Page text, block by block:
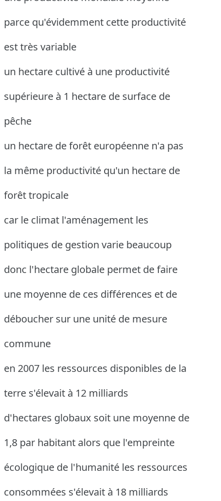
parce qu'évidemment cette productivité
est très variable
un hectare cultivé à une productivité
supérieure à 1 hectare de surface de
pêche
un hectare de forêt européenne n'a pas
la même productivité qu'un hectare de
forêt tropicale
car le climat l'aménagement les
politiques de gestion varie beaucoup
donc l'hectare globale permet de faire
une moyenne de ces différences et de
déboucher sur une unité de mesure
commune
en 2007 les ressources disponibles de la
terre s'élevait à 12 milliards
d'hectares globaux soit une moyenne de
1,8 par habitant alors que l'empreinte
écologique de l'humanité les ressources
consommées s'élevait à 18 milliards